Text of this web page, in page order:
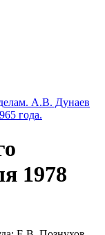
А.В. Дунаев
года.
1978